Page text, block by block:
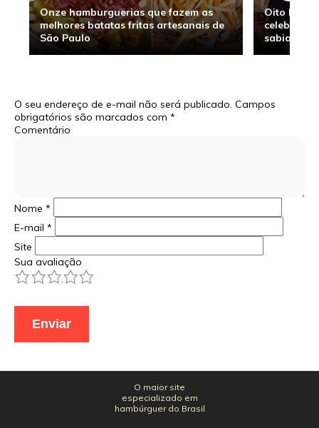
Onze hamburguerias que fazem as
melhores batatas fritas artesanais de
São Paulo
Oito
sabia
O seu endereço de e-mail não será publicado. Campos
obrigatórios são marcados com *
Comentário
Nome *
E-mail *
Site
Sua avaliação
5
4
3
2
O maior site
especializado em
hambúrguer do Brasil